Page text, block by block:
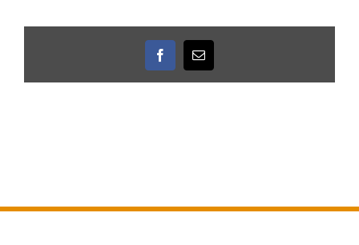
Facebook
E-
Mail